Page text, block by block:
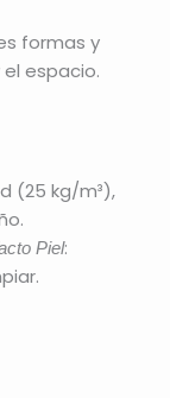
formas y
espacio.
(25 kg/m³),
Piel: